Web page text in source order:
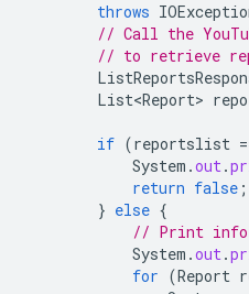
throws
// Call the
// to retrieve
List<Report>
if (reportslist
System .out.
return false ;
} else {
// Print
System .out.
for (Report